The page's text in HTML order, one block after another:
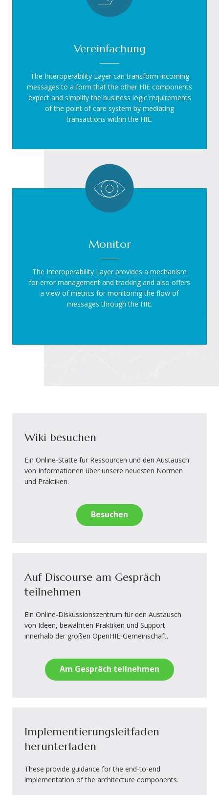
Vereinfachung
The Interoperability Layer can transform incoming
messages to a form that the other HIE components
expect and simplify the business logic requirements
of the point of care system by mediating
transactions within the HIE.
Monitor
The Interoperability Layer provides a mechanism
for error management and tracking and also offers
a view of metrics for monitoring the flow of
messages through the HIE.
Wiki besuchen
Ein Online-Stätte für Ressourcen und den Austausch
von Informationen über unsere neuesten Normen
und Praktiken.
Besuchen
Auf Discourse am Gespräch
teilnehmen
Ein Online-Diskussionszentrum für den Austausch
von Ideen, bewährten Praktiken und Support
innerhalb der großen OpenHIE-Gemeinschaft.
Am Gespräch teilnehmen
Implementierungsleitfaden
herunterladen
These provide guidance for the end-to-end
implementation of the architecture components.